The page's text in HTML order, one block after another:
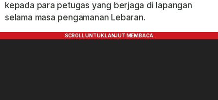
kepada para petugas yang berjaga di lapangan
selama masa pengamanan Lebaran.